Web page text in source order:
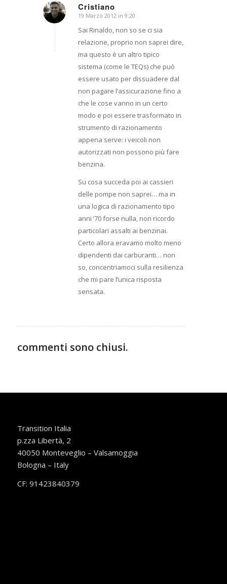
Cristiano
dice:
19 Marzo 2012 in 9:20
Sai Rinaldo, non so se ci sia
relazione, proprio non saprei dire,
ma questo è un altro tipico
sistema (come le TEQs) che può
essere usato per dissuadere dal
non pagare l’assicurazione fino a
che le cose vanno in un certo
modo e poi essere trasformato in
strumento di razionamento
appena serve: i veicoli non
autorizzati non possono più fare
benzina.
Su cosa succeda poi ai cassieri
delle pompe non saprei… ma in
una logica di razionamento tipo
anni ’70 forse nulla, non ricordo
particolari assalti ai benzinai.
Certo allora eravamo molto meno
dipendenti dai carburanti… non
so, concentriamoci sulla resilienza
che mi pare l’unica risposta
sensata.
commenti sono chiusi.
Transition Italia
p.zza Libertà, 2
40050 Monteveglio – Valsamoggia
Bologna – Italy
CF: 91423840379